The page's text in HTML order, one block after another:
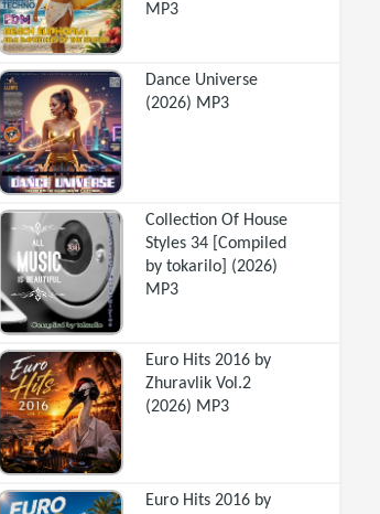
MP3
Dance Universe
(2026) MP3
Collection Of House
Styles 34 [Compiled
by tokarilo] (2026)
MP3
Euro Hits 2016 by
Zhuravlik Vol.2
(2026) MP3
Euro Hits 2016 by